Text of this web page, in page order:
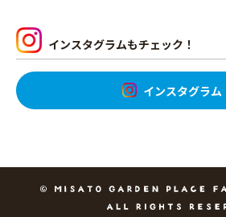
インスタグラムもチェック！
インスタグラム